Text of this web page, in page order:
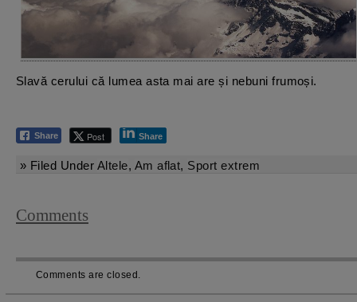
Slavă cerului că lumea asta mai are și nebuni frumoși.
Share Post Share
» Filed Under Altele, Am aflat, Sport extrem
Comments
Comments are closed.